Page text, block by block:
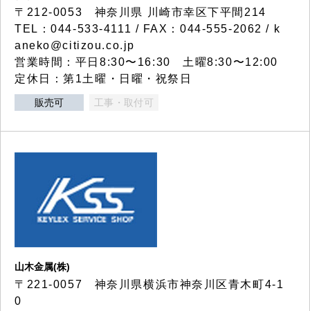
〒212-0053 神奈川県 川崎市幸区下平間214
TEL：044-533-4111 / FAX：044-555-2062 / k
aneko@citizou.co.jp
営業時間：平日8:30〜16:30 土曜8:30〜12:00
定休日：第1土曜・日曜・祝祭日
販売可 工事・取付可
山木金属(株)
〒221-0057 神奈川県横浜市神奈川区青木町4-1
0